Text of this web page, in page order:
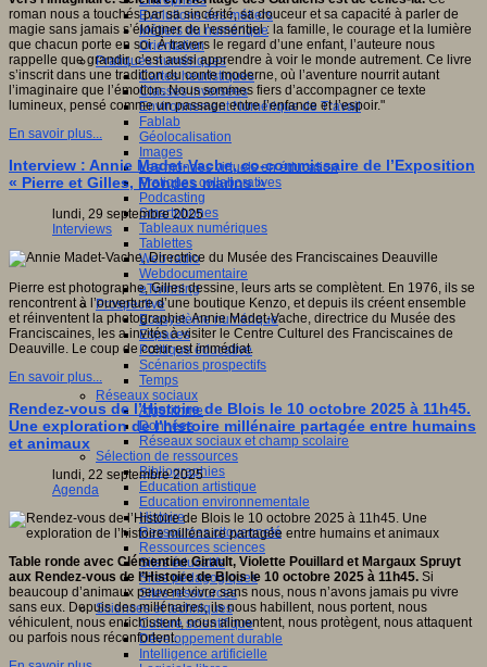
Evolutions des métiers
Métiers du numérique
Orientation
Pratiques numériques
Cartes heuristiques
Classes inversées
Environnement Numérique de Travail
Fablab
Géolocalisation
Images
Les mondes virtuels en éducation
Pratiques collaboratives
Podcasting
Smartphones
Tableaux numériques
Tablettes
Web radio
Webdocumentaire
eTwinning
Prospective
Ecosystème numérique
Espaces
Politique éducative
Scénarios prospectifs
Temps
Réseaux sociaux
Algorithme
Données
Réseaux sociaux et champ scolaire
Sélection de ressources
Bibliographies
Education artistique
Education environnementale
Histoire
Ressources citoyenneté
Ressources sciences
Sites éducatifs
Sites pédagogiques
Sites ressources
Sciences et techniques
Culture scientifique
Développement durable
Intelligence artificielle
roman nous a touchés par sa sincérité, sa douceur et sa capacité à parler de
magie sans jamais s’éloigner de l’essentiel : la famille, le courage et la lumière
que chacun porte en soi. À travers le regard d’une enfant, l’auteure nous
rappelle que grandir, c’est aussi apprendre à voir le monde autrement. Ce livre
s’inscrit dans une tradition du conte moderne, où l’aventure nourrit autant
l’imaginaire que l’émotion. Nous sommes fiers d’accompagner ce texte
lumineux, pensé comme un passage entre l’enfance et l’espoir."
En savoir plus...
Interview : Annie Madet-Vache, co-commissaire de l’Exposition
« Pierre et Gilles, Mondes marins »
lundi, 29 septembre 2025
Interviews
Pierre est photographe, Gilles dessine, leurs arts se complètent. En 1976, ils se
rencontrent à l’ouverture d’une boutique Kenzo, et depuis ils créent ensemble
et réinventent la photographie. Annie Madet-Vache, directrice du Musée des
Franciscaines, les a invités à visiter le Centre Culturel des Franciscaines de
Deauville. Le coup de cœur est immédiat.
En savoir plus...
Rendez-vous de l’Histoire de Blois le 10 octobre 2025 à 11h45.
Une exploration de l’histoire millénaire partagée entre humains
et animaux
lundi, 22 septembre 2025
Agenda
Table ronde avec Clémentine Girault, Violette Pouillard et Margaux Spruyt
aux Rendez-vous de l’Histoire de Blois le 10 octobre 2025 à 11h45. Si
beaucoup d’animaux peuvent vivre sans nous, nous n’avons jamais pu vivre
sans eux. Depuis des millénaires, ils nous habillent, nous portent, nous
véhiculent, nous enrichissent, nous alimentent, nous protègent, nous attaquent
ou parfois nous réconfortent.